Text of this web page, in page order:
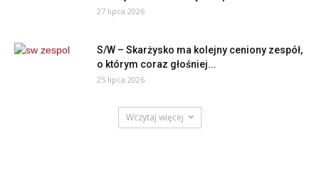
27 lipca 2026
S/W – Skarżysko ma kolejny ceniony zespół,
o którym coraz głośniej...
25 lipca 2026
Wczytaj więcej